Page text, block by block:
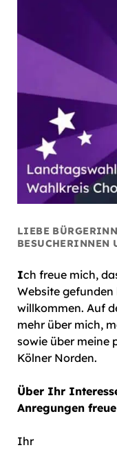
LIEBE
BESUCHERINNEN
Ich freue mich,
Website gefunden
willkommen. Auf
mehr über mich,
sowie über meine
Kölner Norden.
Über Ihr
Anregungen
Ihr